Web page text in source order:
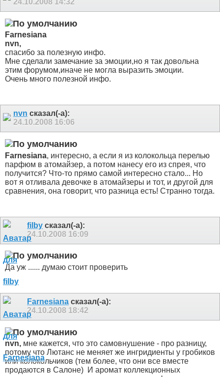
24.10.2008 14:32
Farnesiana
nvn,
спасибо за полезную инфо.
Мне сделали замечание за эмоции,но я так довольна
этим форумом,иначе не могла выразить эмоции.
Очень много полезной инфо.
nvn сказал(-а):
24.10.2008 16:06
Farnesiana, интересно, а если я из колокольца перелью
парфюм в атомайзер, а потом нанесу его из спрея, что
получится? Что-то прямо самой интересно стало... Но
вот я отливала девочке в атомайзеры и тот, и другой для
сравнения, она говорит, что разница есть! Странно тогда.
filby сказал(-а):
24.10.2008 16:09
Да уж ...... думаю стоит проверить
Farnesiana сказал(-а):
24.10.2008 18:42
nvn, мне кажется, что это самовнушение - про разницу,
потому что Лютанс не меняет же ингридиенты у гробиков
или колокольчиков (тем более, что они все вместе
продаются в Салоне) И аромат коллекционных